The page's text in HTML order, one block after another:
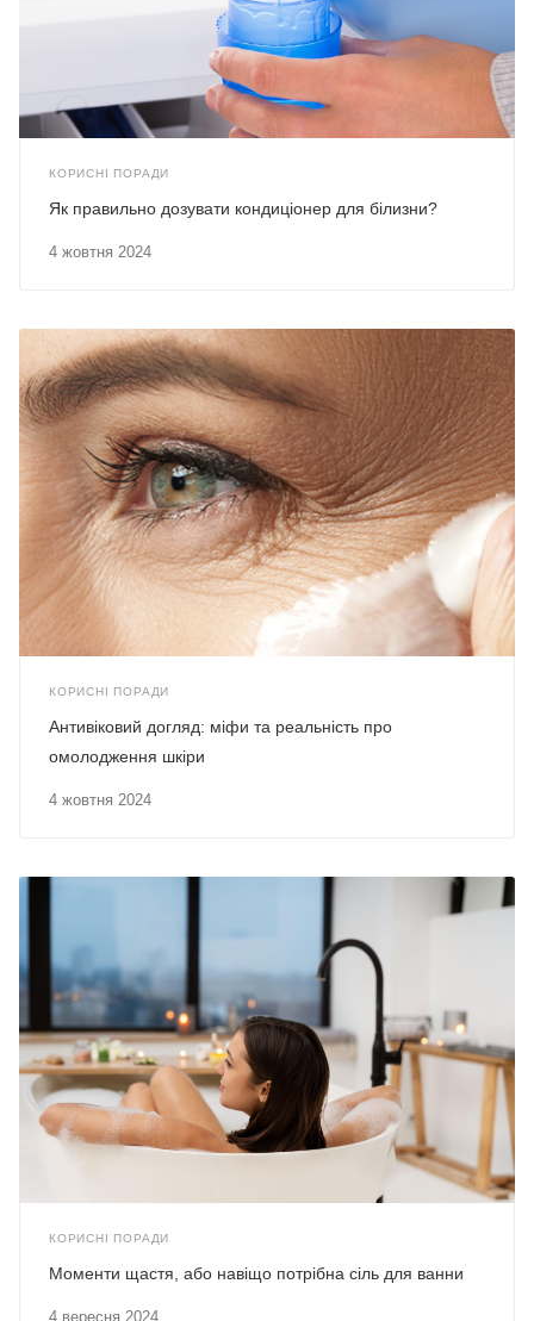
КОРИСНІ ПОРАДИ
4 жовтня 2024
Як правильно дозувати кондиціонер для білизни?
КОРИСНІ ПОРАДИ
4 жовтня 2024
Антивіковий догляд: міфи та реальність про
омолодження шкіри
КОРИСНІ ПОРАДИ
4 вересня 2024
Моменти щастя, або навіщо потрібна сіль для ванни